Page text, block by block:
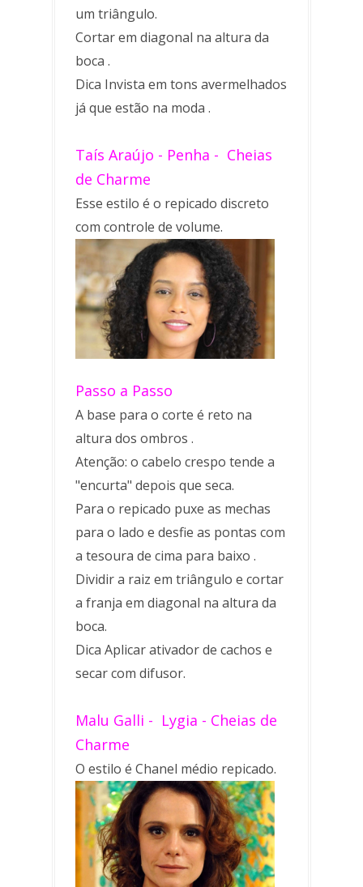
um triângulo.
Cortar em diagonal na altura da
boca .
Dica Invista em tons avermelhados
já que estão na moda .
Taís Araújo - Penha - Cheias
de Charme
Esse estilo é o repicado discreto
com controle de volume.
Passo a Passo
A base para o corte é reto na
altura dos ombros .
Atenção: o cabelo crespo tende a
"encurta" depois que seca.
Para o repicado puxe as mechas
para o lado e desfie as pontas com
a tesoura de cima para baixo .
Dividir a raiz em triângulo e cortar
a franja em diagonal na altura da
boca.
Dica Aplicar ativador de cachos e
secar com difusor.
Malu Galli - Lygia - Cheias de
Charme
O estilo é Chanel médio repicado.